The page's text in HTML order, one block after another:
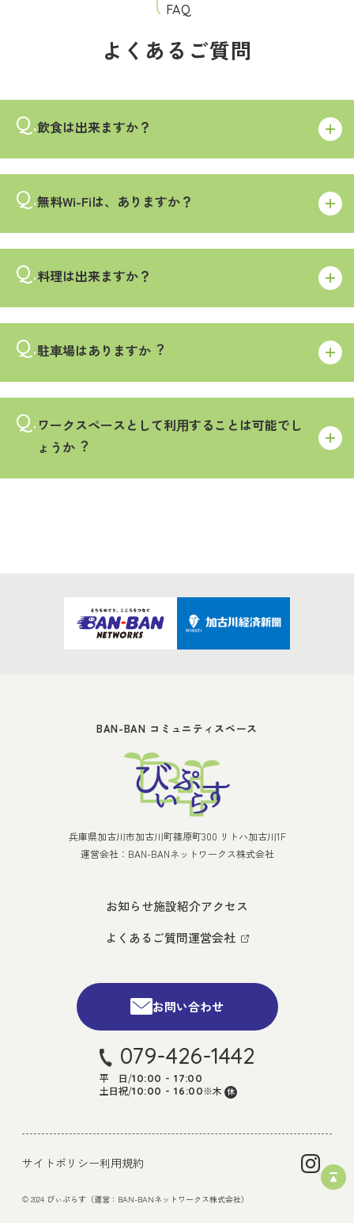
FAQ
よくあるご質問
飲食は出来ますか？
無料Wi-Fiは、ありますか？
料理は出来ますか？
駐⾞場はありますか︖
ワークスペースとして利⽤することは可能でし
ょうか︖
BAN-BAN コミュニティスペース
兵庫県加古川市加古川町篠原町300 リトハ加古川1F
運営会社：BAN-BANネットワークス株式会社
お知らせ施設紹介アクセス
よくあるご質問運営会社
お問い合わせ
079-426-1442
平 日/10:00 - 17:00
土日祝/10:00 - 16:00※木 休
© 2024 びぃぷらす（運営：BAN-BANネットワークス株式会社）
サイトポリシー利用規約